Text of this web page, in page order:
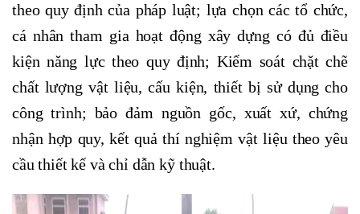
theo quy định của pháp luật; lựa chọn các tổ chức,
cá nhân tham gia hoạt động xây dựng có đủ điều
kiện năng lực theo quy định; Kiểm soát chặt chẽ
chất lượng vật liệu, cấu kiện, thiết bị sử dụng cho
công trình; bảo đảm nguồn gốc, xuất xứ, chứng
nhận hợp quy, kết quả thí nghiệm vật liệu theo yêu
cầu thiết kế và chỉ dẫn kỹ thuật.